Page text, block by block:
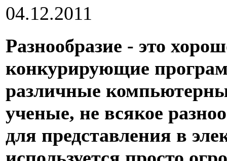
04.12.2011
Разнообразие - это
конкурирующие
различные
ученые, не всякое
для представления в